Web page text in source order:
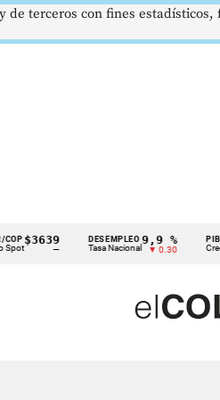
—
DESEMPLEO
Tasa Nacional
9,9 %
▼ 0.30
PIB
Crec. Anual
de terceros con fines